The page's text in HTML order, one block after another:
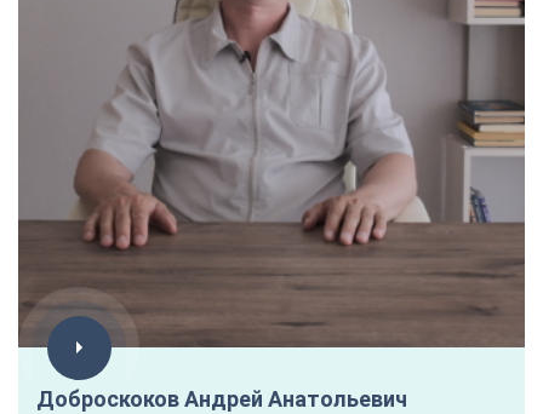
Доброскоков Андрей Анатольевич